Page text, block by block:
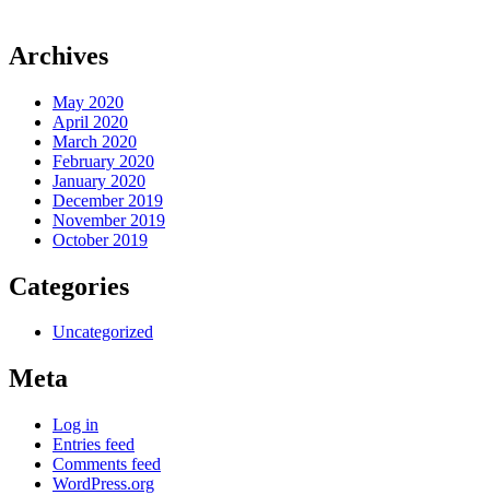
Archives
May 2020
April 2020
March 2020
February 2020
January 2020
December 2019
November 2019
October 2019
Categories
Uncategorized
Meta
Log in
Entries feed
Comments feed
WordPress.org